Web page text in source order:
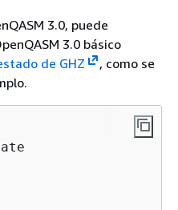
3.0, puede
3.0 básico
de GHZ
, como se